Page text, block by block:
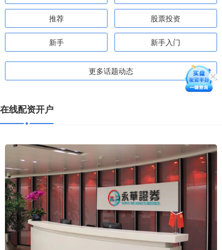
推荐 股票投资
新手 新手入门
更多话题动态
在线配资开户